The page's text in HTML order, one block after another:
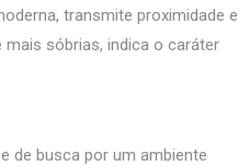
transmite proximidade e
mais sóbrias, indica o caráter
de busca por um ambiente